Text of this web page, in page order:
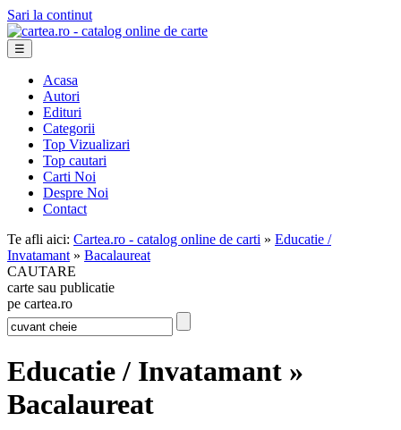
Sari la continut
☰
Acasa
Autori
Edituri
Categorii
Top Vizualizari
Top cautari
Carti Noi
Despre Noi
Contact
Te afli aici: Cartea.ro - catalog online de carti » Educatie /
Invatamant » Bacalaureat
CAUTARE
carte sau publicatie
pe cartea.ro
Educatie / Invatamant »
Bacalaureat